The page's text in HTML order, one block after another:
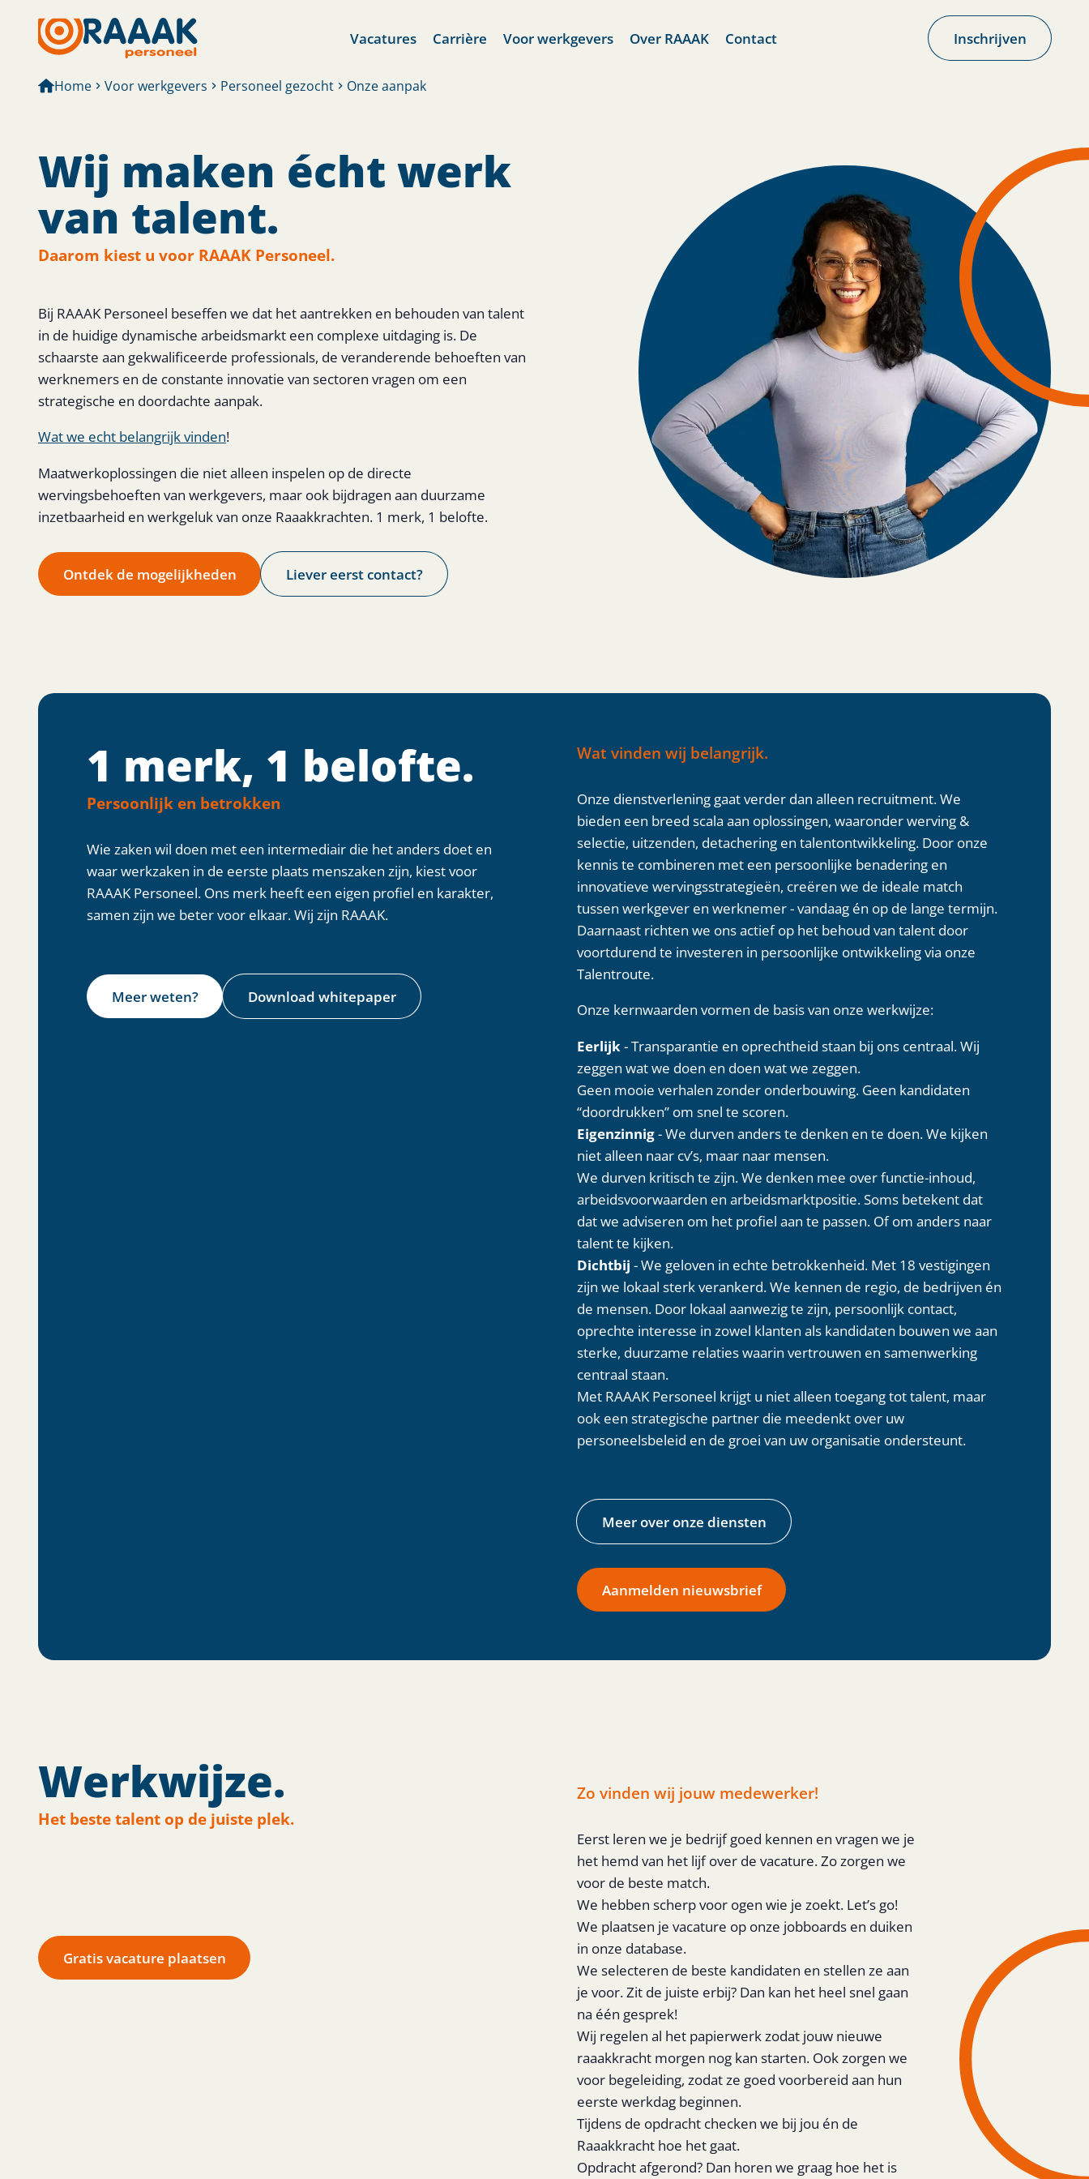
Vacatures Carrière Voor werkgevers Over RAAAK Contact Inschrijven
Home Voor werkgevers Personeel gezocht Onze aanpak
Wij maken écht werk
van talent.
Daarom kiest u voor RAAAK Personeel.
Bij RAAAK Personeel beseffen we dat het aantrekken en behouden van talent
in de huidige dynamische arbeidsmarkt een complexe uitdaging is. De
schaarste aan gekwalificeerde professionals, de veranderende behoeften van
werknemers en de constante innovatie van sectoren vragen om een
strategische en doordachte aanpak.
Wat we echt belangrijk vinden!
Maatwerkoplossingen die niet alleen inspelen op de directe
wervingsbehoeften van werkgevers, maar ook bijdragen aan duurzame
inzetbaarheid en werkgeluk van onze Raaakkrachten. 1 merk, 1 belofte.
Ontdek de mogelijkheden Liever eerst contact?
1 merk, 1 belofte.
Persoonlijk en betrokken
Wie zaken wil doen met een intermediair die het anders doet en
waar werkzaken in de eerste plaats menszaken zijn, kiest voor
RAAAK Personeel. Ons merk heeft een eigen profiel en karakter,
samen zijn we beter voor elkaar. Wij zijn RAAAK.
Meer weten? Download whitepaper
Wat vinden wij belangrijk.
Onze dienstverlening gaat verder dan alleen recruitment. We
bieden een breed scala aan oplossingen, waaronder werving &
selectie, uitzenden, detachering en talentontwikkeling. Door onze
kennis te combineren met een persoonlijke benadering en
innovatieve wervingsstrategieën, creëren we de ideale match
tussen werkgever en werknemer - vandaag én op de lange termijn.
Daarnaast richten we ons actief op het behoud van talent door
voortdurend te investeren in persoonlijke ontwikkeling via onze
Talentroute.
Onze kernwaarden vormen de basis van onze werkwijze:
Eerlijk- Transparantie en oprechtheid staan bij ons centraal. Wij
zeggen wat we doen en doen wat we zeggen.
Geen mooie verhalen zonder onderbouwing. Geen kandidaten
“doordrukken” om snel te scoren.
Eigenzinnig- We durven anders te denken en te doen. We kijken
niet alleen naar cv’s, maar naar mensen.
We durven kritisch te zijn. We denken mee over functie-inhoud,
arbeidsvoorwaarden en arbeidsmarktpositie. Soms betekent dat
dat we adviseren om het profiel aan te passen. Of om anders naar
talent te kijken.
Dichtbij - We geloven in echte betrokkenheid. Met 18 vestigingen
zijn we lokaal sterk verankerd. We kennen de regio, de bedrijven én
de mensen. Door lokaal aanwezig te zijn, persoonlijk contact,
oprechte interesse in zowel klanten als kandidaten bouwen we aan
sterke, duurzame relaties waarin vertrouwen en samenwerking
centraal staan.
Met RAAAK Personeel krijgt u niet alleen toegang tot talent, maar
ook een strategische partner die meedenkt over uw
personeelsbeleid en de groei van uw organisatie ondersteunt.
Meer over onze diensten
Aanmelden nieuwsbrief
Werkwijze.
Het beste talent op de juiste plek.
Gratis vacature plaatsen
Zo vinden wij jouw medewerker!
Eerst leren we je bedrijf goed kennen en vragen we je
het hemd van het lijf over de vacature. Zo zorgen we
voor de beste match.
We hebben scherp voor ogen wie je zoekt. Let’s go!
We plaatsen je vacature op onze jobboards en duiken
in onze database.
We selecteren de beste kandidaten en stellen ze aan
je voor. Zit de juiste erbij? Dan kan het heel snel gaan
na één gesprek!
Wij regelen al het papierwerk zodat jouw nieuwe
raaakkracht morgen nog kan starten. Ook zorgen we
voor begeleiding, zodat ze goed voorbereid aan hun
eerste werkdag beginnen.
Tijdens de opdracht checken we bij jou én de
Raaakkracht hoe het gaat.
Opdracht afgerond? Dan horen we graag hoe het is